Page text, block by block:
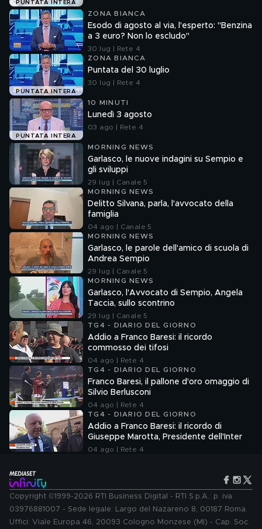
PUNTATA INTERA
ZONA BIANCA
Esodo di agosto al via, l'esperto: "Benzina
a 3 euro? Non lo escludo"
30 lug | Rete 4
PUNTATA INTERA
ZONA BIANCA
Puntata del 30 luglio
30 lug | Rete 4
PUNTATA INTERA
10 MINUTI
Lunedì 3 agosto
03 ago | Rete 4
MORNING NEWS
Garlasco, le nuove indagini su Sempio e
gli sviluppi
29 lug | Canale 5
MORNING NEWS
Delitto Silvana, parla, l'avvocato della
famiglia
04 ago | Canale 5
MORNING NEWS
Garlasco, le parole dell'amico di scuola di
Andrea Sempio
29 lug | Canale 5
MORNING NEWS
Garlasco, l'Avvocato di Sempio, Angela
Taccia, sullo scontrino
29 lug | Canale 5
TG4 - DIARIO DEL GIORNO
Addio a Franco Baresi: il ricordo
commosso dei tifosi
04 ago | Rete 4
TG4 - DIARIO DEL GIORNO
Franco Baresi, il pallone d'oro omaggio di
Silvio Berlusconi
04 ago | Rete 4
TG4 - DIARIO DEL GIORNO
Addio a Franco Baresi: il ricordo di
Giuseppe Marotta, Presidente dell'Inter
04 ago | Rete 4
Copyright ©1999-2026 RTI Business Digital - RTI S.p.A.: p. iva
03976881007 - Sede legale: Largo del Nazareno 8, 00187 Roma.
Uffici: Viale Europa 46, 20093 Cologno Monzese (MI) - Cap. Soc.